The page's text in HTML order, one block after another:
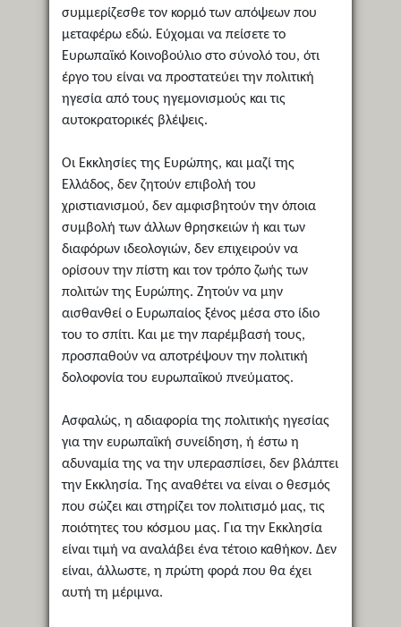
συμμερίζεσθε τον κορμό των απόψεων που
μεταφέρω εδώ. Εύχομαι να πείσετε το
Ευρωπαϊκό Κοινοβούλιο στο σύνολό του, ότι
έργο του είναι να προστατεύει την πολιτική
ηγεσία από τους ηγεμονισμούς και τις
αυτοκρατορικές βλέψεις.
Οι Εκκλησίες της Ευρώπης, και μαζί της
Ελλάδος, δεν ζητούν επιβολή του
χριστιανισμού, δεν αμφισβητούν την όποια
συμβολή των άλλων θρησκειών ή και των
διαφόρων ιδεολογιών, δεν επιχειρούν να
ορίσουν την πίστη και τον τρόπο ζωής των
πολιτών της Ευρώπης. Ζητούν να μην
αισθανθεί ο Ευρωπαίος ξένος μέσα στο ίδιο
του το σπίτι. Και με την παρέμβασή τους,
προσπαθούν να αποτρέψουν την πολιτική
δολοφονία του ευρωπαϊκού πνεύματος.
Ασφαλώς, η αδιαφορία της πολιτικής ηγεσίας
για την ευρωπαϊκή συνείδηση, ή έστω η
αδυναμία της να την υπερασπίσει, δεν βλάπτει
την Εκκλησία. Της αναθέτει να είναι ο θεσμός
που σώζει και στηρίζει τον πολιτισμό μας, τις
ποιότητες του κόσμου μας. Για την Εκκλησία
είναι τιμή να αναλάβει ένα τέτοιο καθήκον. Δεν
είναι, άλλωστε, η πρώτη φορά που θα έχει
αυτή τη μέριμνα.